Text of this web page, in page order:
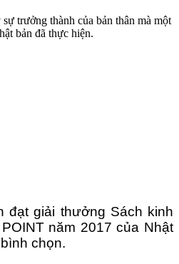
trưởng thành của bản thân mà một
bản đã thực hiện.
đạt giải thưởng Sách kinh
năm 2017 của Nhật
chọn.